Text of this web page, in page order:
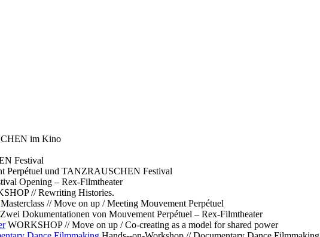
im Kino
Festival
Perpétuel und TANZRAUSCHEN Festival
Opening – Rex-Filmtheater
// Rewriting Histories.
Masterclass // Move on up / Meeting Mouvement Perpétuel
Zwei Dokumentationen von Mouvement Perpétuel – Rex-Filmtheater
WORKSHOP // Move on up / Co-creating as a model for shared power